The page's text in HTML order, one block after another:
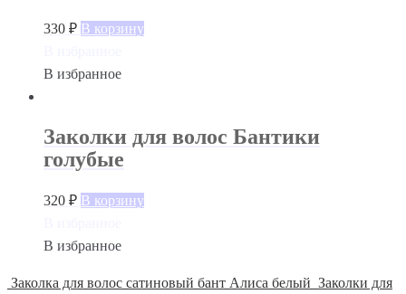
330 ₽ В корзину
В избранное
Заколки для волос Бантики
голубые
320 ₽ В корзину
В избранное
Заколка для волос сатиновый бант Алиса белый Заколки для